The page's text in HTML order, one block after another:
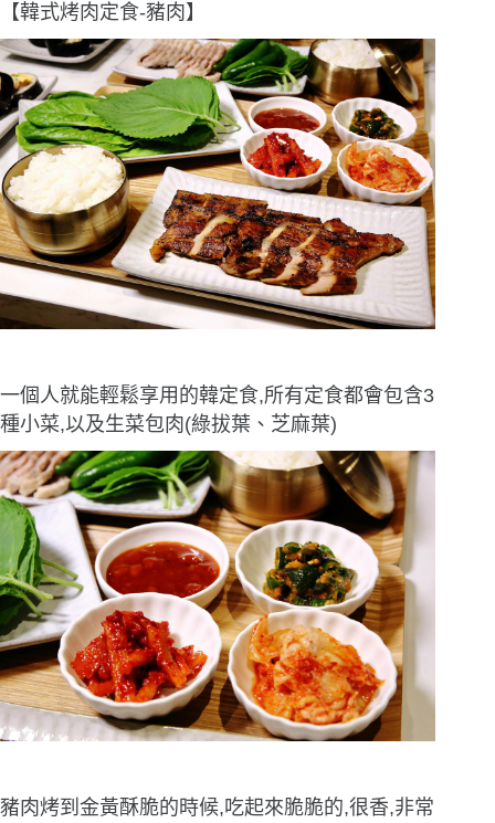
【韓式烤肉定食-豬肉】
一個人就能輕鬆享用的韓定食,所有定食都會包含3
種小菜,以及生菜包肉(綠拔葉、芝麻葉)
豬肉烤到金黃酥脆的時候,吃起來脆脆的,很香,非常